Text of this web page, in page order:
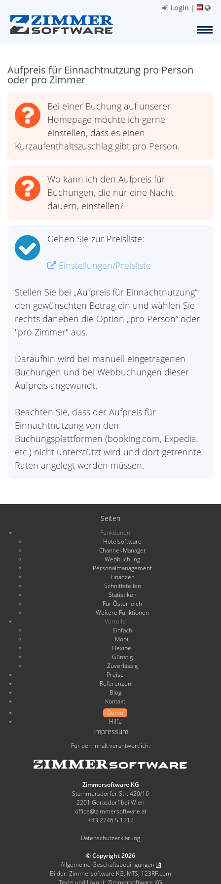
Login |
Aufpreis für Einnachtnutzung pro Person
oder pro Zimmer
Bei einer Buchung auf unserer
Homepage möchte ich gerne
einstellen, dass es einen
Kurzaufenthaltszuschlag gibt pro Person.
Wo kann ich den Aufpreis für
Buchungen, die nur eine Nacht
dauern, einstellen?
Gehen Sie zur Preisliste:
Einstellungen/Preisliste
Stellen Sie bei „Aufpreis für Einnachtnutzung“
den gewünschten Betrag ein und wählen Sie
rechts daneben die Option „pro Person“ oder
"pro Zimmer" aus.
Daraufhin wird bei manuell eingetragenen
Buchungen und bei Webbuchungen dieser
Aufpreis angewandt.
Beachten Sie, dass der Aufpreis für
Einnachtnutzung von den
Buchungsplattformen (booking.com, Expedia,
etc.) nicht unterstützt wird und dort getrennte
Raten angelegt werden müssen.
Seiten
Funktionen
Hotelsoftware
Channel-Manager
Webbuchung
Personalmanagement
Finanzen
Schnittstellen
Statistiken
Für Österreich
Weitere Funktionen
Vorteile
Einfach
Mobil
Flexibel
Günstig
Zuverlässig
Preise
Referenzen
Blog
Kontakt
Demo
Hilfe
Impressum
Für den Inhalt verantwortlich:
Zimmersoftware KG
Stammersdorfer Str. 420/16
2201 Gerasdorf bei Wien
office@zimmersoftware.at
+43 2246 5 1212
Datenschutzerklärung
© Copyright 2026
Allgemeine Geschäftsbedingungen
Bilder: Zimmersoftware KG, MTS, 123RF.com
Texte und Layout: Zimmersoftware KG